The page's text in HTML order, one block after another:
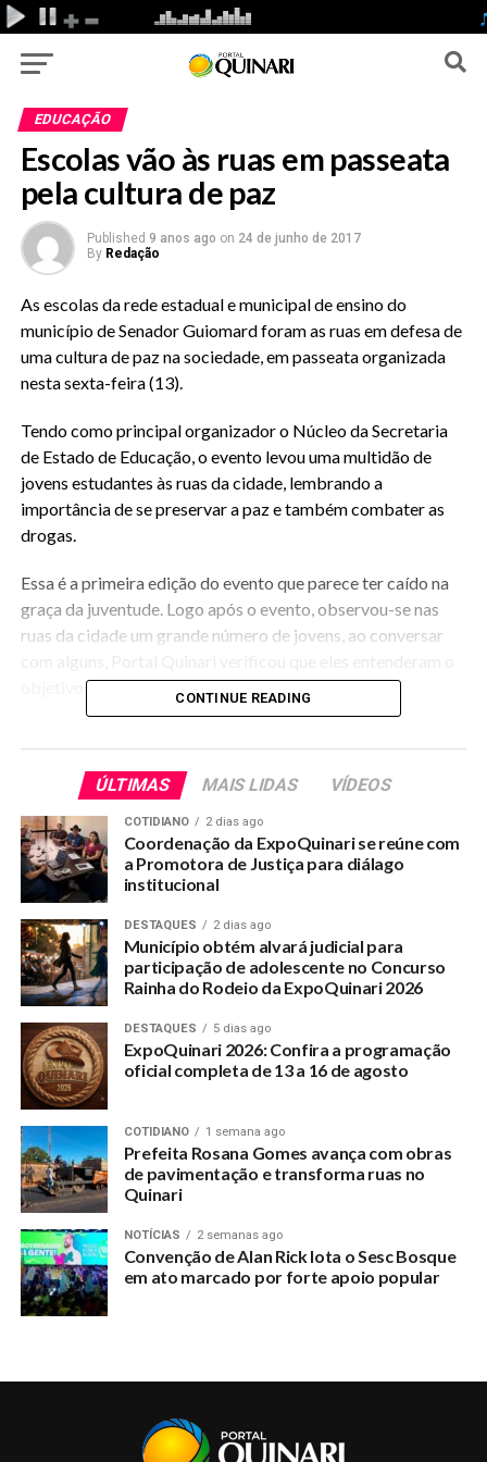
EDUCAÇÃO
Escolas vão às ruas em passeata
pela cultura de paz
Published 9 anos ago on 24 de junho de 2017
By Redação
As escolas da rede estadual e municipal de ensino do
município de Senador Guiomard foram as ruas em defesa de
uma cultura de paz na sociedade, em passeata organizada
nesta sexta-feira (13).
Tendo como principal organizador o Núcleo da Secretaria
de Estado de Educação, o evento levou uma multidão de
jovens estudantes às ruas da cidade, lembrando a
importância de se preservar a paz e também combater as
drogas.
Essa é a primeira edição do evento que parece ter caído na
graça da juventude. Logo após o evento, observou-se nas
ruas da cidade um grande número de jovens, ao conversar
objetivo do movimento.
Unidas para a Educação, a Ciência e a Cultura) em 1999 e
empenha-se em prevenir situações que possam ameaçar a
paz e a segurança – como o desrespeito aos direitos
humanos, discriminação e intolerância, exclusão social,
pobreza extrema e degradação ambiental – utilizando com
principais ferramentas a conscientização, a educação e a
prevenção.
RELATED TOPICS:
UP NEXT
Prefeito visita Frigorífico do empresário ex-prefeito
Celso Ribeiro
DON'T MISS
Gestores escolares e presidente do Sinteac se reúne
com Prefeito
CONTINUE READING
ÚLTIMAS MAIS LIDAS VÍDEOS
COTIDIANO 2 dias ago
Coordenação da ExpoQuinari se reúne com
a Promotora de Justiça para diálago
institucional
DESTAQUES 2 dias ago
Município obtém alvará judicial para
participação de adolescente no Concurso
Rainha do Rodeio da ExpoQuinari 2026
DESTAQUES 5 dias ago
ExpoQuinari 2026: Confira a programação
oficial completa de 13 a 16 de agosto
COTIDIANO 1 semana ago
Prefeita Rosana Gomes avança com obras
de pavimentação e transforma ruas no
Quinari
NOTÍCIAS 2 semanas ago
Convenção de Alan Rick lota o Sesc Bosque
em ato marcado por forte apoio popular